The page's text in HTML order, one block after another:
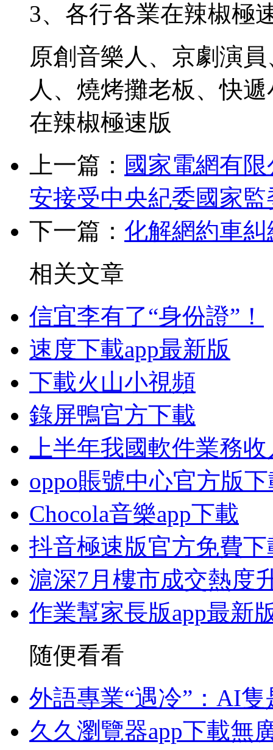
3、各行各業在辣椒極
原創音樂人、京劇演
人、燒烤攤老板、快
在辣椒極速版
上一篇： 國家電網有
安接受中央紀委國家
下一篇： 化解網約車
相关文章
信宜李有了“身份證”！
速度下載app最新版
下載火山小視頻
錄屏鴨官方下載
上半年我國軟件業務
oppo賬號中心官方版
Chocola音樂app下載
抖音極速版官方免費
滬深7月樓市成交熱度
作業幫家長版app最新
随便看看
外語專業“遇冷”：AI隻
久久瀏覽器app下載無